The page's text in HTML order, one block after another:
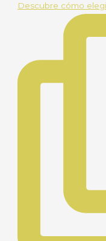
Descubre cómo